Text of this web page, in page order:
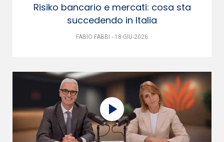
Risiko bancario e mercati: cosa sta
succedendo in Italia
FABIO FABBI - 18-GIU-2026